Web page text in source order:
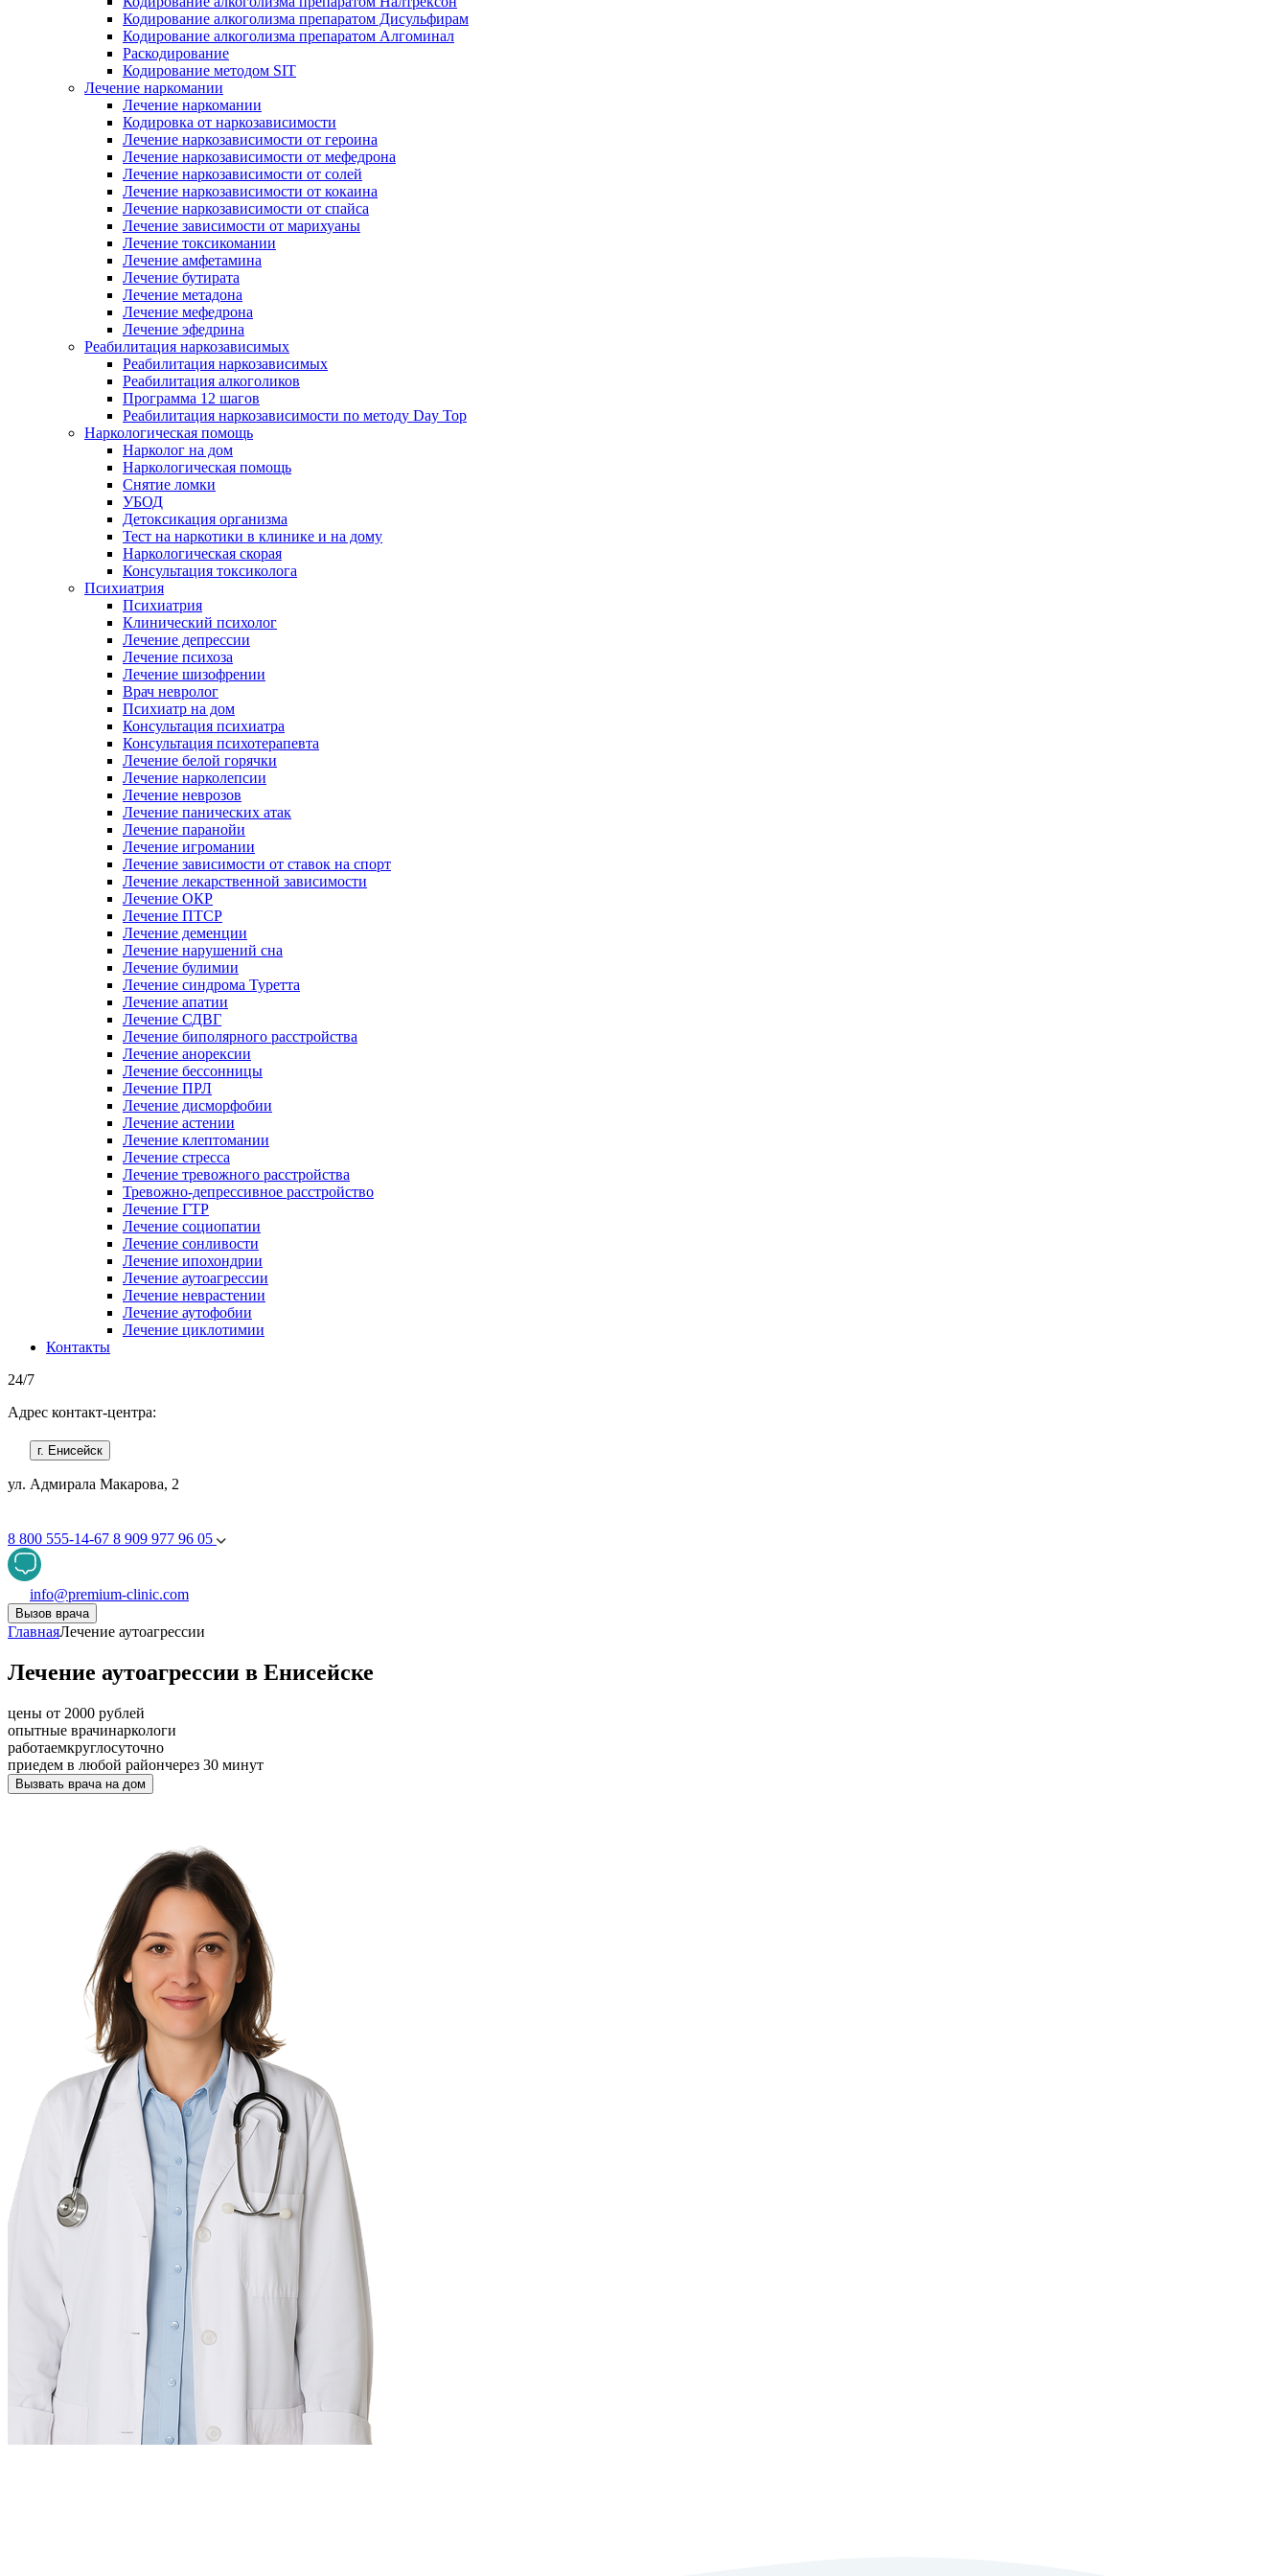
Кодирование алкоголизма препаратом Дисульфирам
Кодирование алкоголизма препаратом Алгоминал
Раскодирование
Кодирование методом SIT
Лечение наркомании
Лечение наркомании
Кодировка от наркозависимости
Лечение наркозависимости от героина
Лечение наркозависимости от мефедрона
Лечение наркозависимости от солей
Лечение наркозависимости от кокаина
Лечение наркозависимости от спайса
Лечение зависимости от марихуаны
Лечение токсикомании
Лечение амфетамина
Лечение бутирата
Лечение метадона
Лечение мефедрона
Лечение эфедрина
Реабилитация наркозависимых
Реабилитация наркозависимых
Реабилитация алкоголиков
Программа 12 шагов
Реабилитация наркозависимости по методу Day Top
Наркологическая помощь
Нарколог на дом
Наркологическая помощь
Снятие ломки
УБОД
Детоксикация организма
Тест на наркотики в клинике и на дому
Наркологическая скорая
Консультация токсиколога
Психиатрия
Психиатрия
Клинический психолог
Лечение депрессии
Лечение психоза
Лечение шизофрении
Врач невролог
Психиатр на дом
Консультация психиатра
Консультация психотерапевта
Лечение белой горячки
Лечение нарколепсии
Лечение неврозов
Лечение панических атак
Лечение паранойи
Лечение игромании
Лечение зависимости от ставок на спорт
Лечение лекарственной зависимости
Лечение ОКР
Лечение ПТСР
Лечение деменции
Лечение нарушений сна
Лечение булимии
Лечение синдрома Туретта
Лечение апатии
Лечение СДВГ
Лечение биполярного расстройства
Лечение анорексии
Лечение бессонницы
Лечение ПРЛ
Лечение дисморфобии
Лечение астении
Лечение клептомании
Лечение стресса
Лечение тревожного расстройства
Тревожно-депрессивное расстройство
Лечение ГТР
Лечение социопатии
Лечение сонливости
Лечение ипохондрии
Лечение аутоагрессии
Лечение неврастении
Лечение аутофобии
Лечение циклотимии
Контакты
24/7
Адрес контакт-центра:
г. Енисейск
ул. Адмирала Макарова, 2
8 800 555-14-67 8 909 977 96 05
info@premium-clinic.com
Вызов врача
ГлавнаяЛечение аутоагрессии
Лечение аутоагрессии в Енисейске
цены от 2000 рублей
опытные врачинаркологи
работаемкруглосуточно
приедем в любой райончерез 30 минут
Вызвать врача на дом